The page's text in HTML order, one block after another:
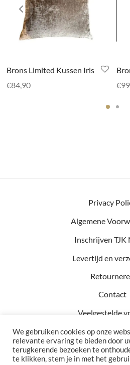
Brons Limited Kussen Iris
€84,90
€
Privacy
Algemene
Inschrijven TJK
Levertijd en
Contact
Veelgestelde
Kvk:
We gebruiken cookies op onze
relevante ervaring te bieden door
terugkerende bezoeken te
te klikken, stem je in met het